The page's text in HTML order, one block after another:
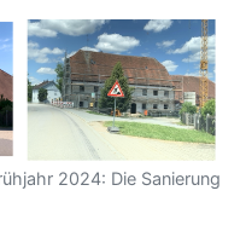
2024: Die Sanierung